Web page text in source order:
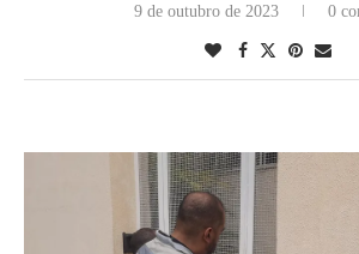
9 de outubro de 2023 0